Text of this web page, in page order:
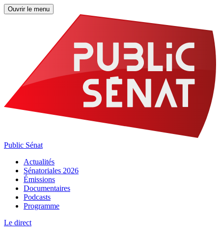
Ouvrir le menu
Public Sénat
Actualités
Sénatoriales 2026
Émissions
Documentaires
Podcasts
Programme
Le direct